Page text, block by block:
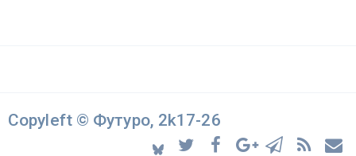
Copyleft © Футуро, 2k17-26